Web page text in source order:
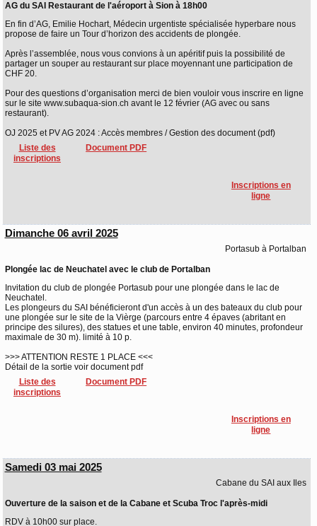
AG du SAI Restaurant de l'aéroport à Sion à 18h00
En fin d’AG, Emilie Hochart, Médecin urgentiste spécialisée hyperbare nous
propose de faire un Tour d’horizon des accidents de plongée.
Après l’assemblée, nous vous convions à un apéritif puis la possibilité de
partager un souper au restaurant sur place moyennant une participation de
CHF 20.
Pour des questions d’organisation merci de bien vouloir vous inscrire en ligne
sur le site www.subaqua-sion.ch avant le 12 février (AG avec ou sans
restaurant).
OJ 2025 et PV AG 2024 : Accès membres / Gestion des document (pdf)
Liste des
inscriptions
Document PDF
Inscriptions en
ligne
Dimanche 06 avril 2025
Portasub à Portalban
Plongée lac de Neuchatel avec le club de Portalban
Invitation du club de plongée Portasub pour une plongée dans le lac de
Neuchatel.
Les plongeurs du SAI bénéficieront d'un accès à un des bateaux du club pour
une plongée sur le site de la Vièrge (parcours entre 4 épaves (abritant en
principe des silures), des statues et une table, environ 40 minutes, profondeur
maximale de 30 m). limité à 10 p.
>>> ATTENTION RESTE 1 PLACE <<<
Détail de la sortie voir document pdf
Liste des
inscriptions
Document PDF
Inscriptions en
ligne
Samedi 03 mai 2025
Cabane du SAI aux Iles
Ouverture de la saison et de la Cabane et Scuba Troc l'après-midi
RDV à 10h00 sur place.